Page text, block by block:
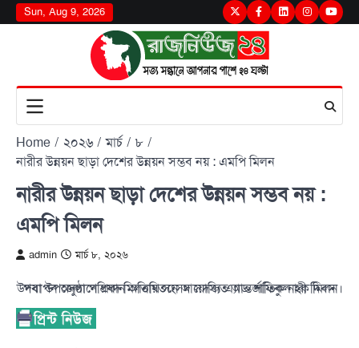
Skip
to
Sun, Aug 9, 2026 TwitterFacebook
LinkedInInstagram
Home ২০২৬ মার্চ
৮
নারীর উন্নয়ন ছাড়া দেশের উন্নয়ন সম্ভব নয় : এমপি মিলন
নারীর উন্নয়ন ছাড়া দেশের উন্নয়ন সম্ভব নয় :
এমপি মিলন
admin মার্চ ৮, ২০২৬
পবা উপজেলা পরিষদ মিলনায়তনে আয়োজিত আন্তর্জাতিক নারী দিবস উদযাপন অনুষ্ঠানে প্রধান অতিথি সংসদ সদস্য এ্যাড. শফিকুল হক মিলন।